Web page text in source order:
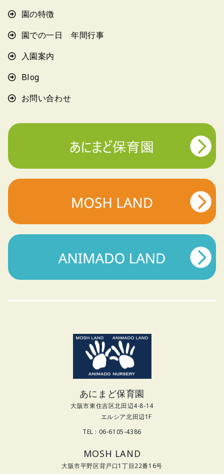
園の特徴
園での一日 年間行事
入園案内
Blog
お問い合わせ
あにまど保育園
大阪市東住吉区北田辺4-8-14
エルシア北田辺1F
TEL : 06-6105-4386
MOSH LAND
大阪市平野区背戸口1丁目22番16号